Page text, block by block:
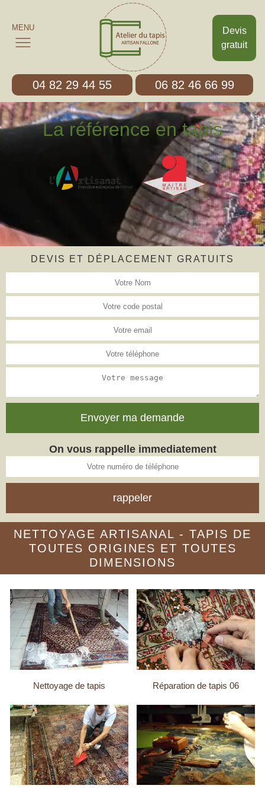
Devis
gratuit
MENU
04 82 29 44 55 06 82 46 66 99
La référence en tapis
DEVIS ET DÉPLACEMENT GRATUITS
On vous rappelle immediatement
NETTOYAGE ARTISANAL - TAPIS DE
TOUTES ORIGINES ET TOUTES
DIMENSIONS
Nettoyage de tapis Réparation de tapis 06